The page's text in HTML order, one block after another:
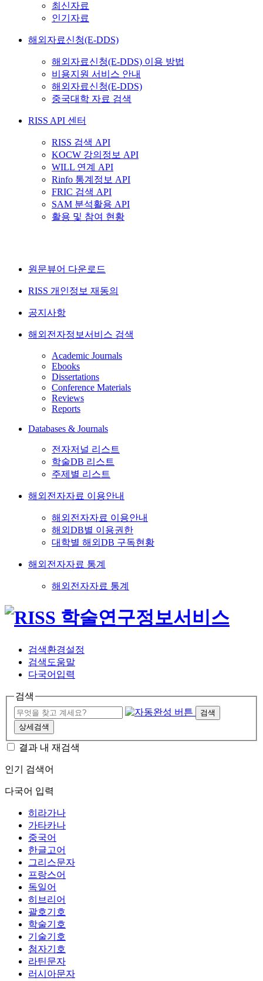
최신자료
인기자료
해외자료신청(E-DDS)
해외자료신청(E-DDS) 이용 방법
비용지원 서비스 안내
해외자료신청(E-DDS)
중국대학 자료 검색
RISS API 센터
RISS 검색 API
KOCW 강의정보 API
WILL 연계 API
Rinfo 통계정보 API
FRIC 검색 API
SAM 분석활용 API
활용 및 참여 현황
원문뷰어 다운로드
RISS 개인정보 재동의
공지사항
해외전자정보서비스 검색
Academic Journals
Ebooks
Dissertations
Conference Materials
Reviews
Reports
Databases & Journals
전자저널 리스트
학술DB 리스트
주제별 리스트
해외전자자료 이용안내
해외전자자료 이용안내
해외DB별 이용권한
대학별 해외DB 구독현황
해외전자자료 통계
해외전자자료 통계
검색환경설정
검색도움말
다국어입력
검색
검색
상세검색
결과 내 재검색
인기 검색어
다국어 입력
히라가나
가타카나
중국어
한글고어
그리스문자
프랑스어
독일어
히브리어
괄호기호
학술기호
기술기호
첨자기호
라틴문자
러시아문자